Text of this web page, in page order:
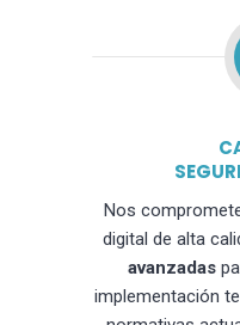
Nos
digital de alta
avanzadas
implementación